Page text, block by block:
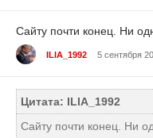
Сайту почти конец. Ни
ILIA_1992 5 сентября
Цитата: ILIA_1992
Сайту почти конец. Ни